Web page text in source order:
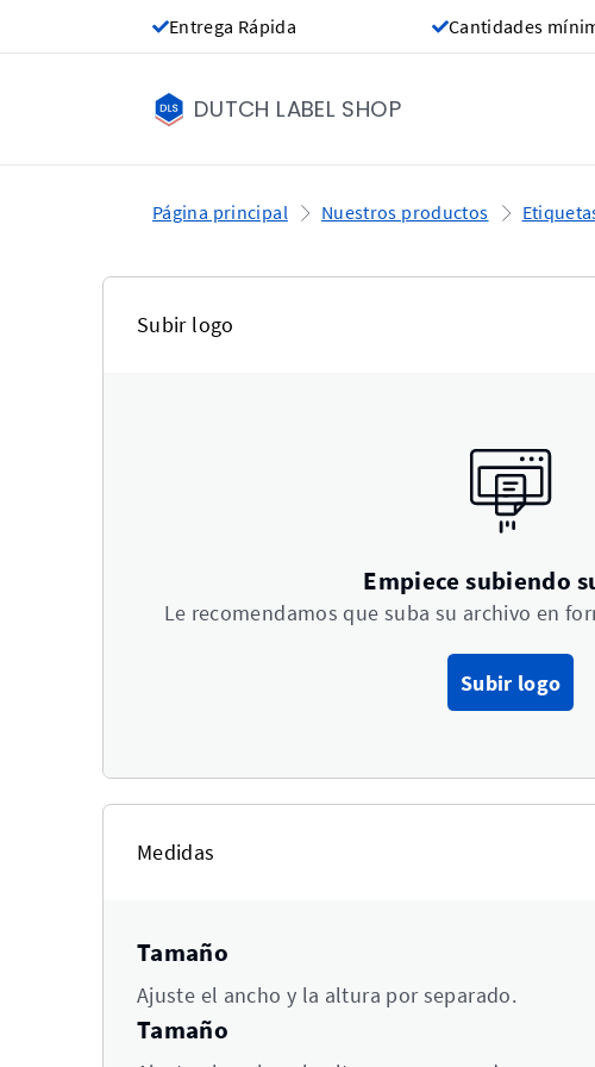
Entrega Rápida Cantidades
DUTCH LABEL SHOP
Página principal Nuestros productos
Subir logo
Empiece subiendo
Le recomendamos que suba su archivo en
Subir logo
Medidas
Tamaño
Ajuste el ancho y la altura por separado.
Tamaño